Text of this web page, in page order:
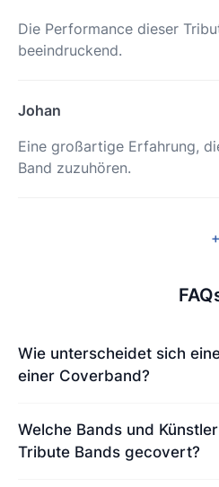
Die Performance dieser
beeindruckend.
Johan
Eine großartige Erfahrung,
Band zuzuhören.
Wie unterscheidet sich
einer Coverband?
Welche Bands und
Tribute Bands gecovert?